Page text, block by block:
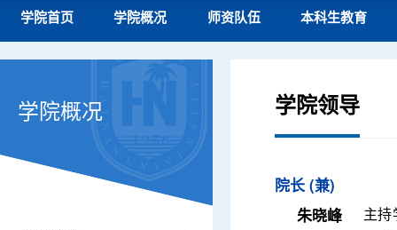
学院首页 学院概况 师资队伍 本科生教育
学院概况 学院领导
院长 (兼)
朱晓峰
主持